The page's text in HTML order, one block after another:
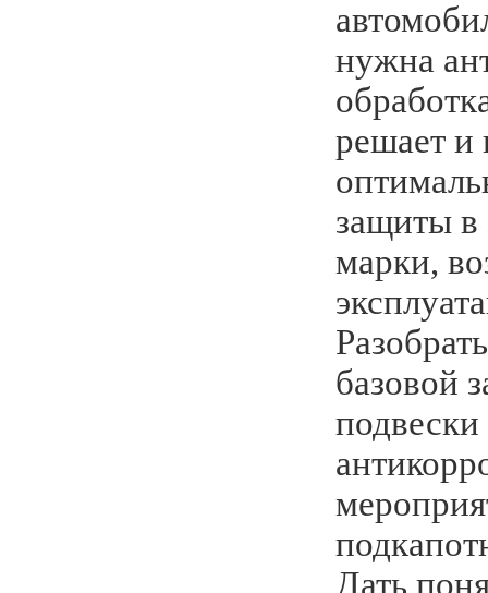
нужна
решает и
защиты в
марки,
базовой
Дать